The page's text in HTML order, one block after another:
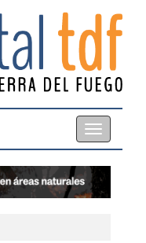
Toggle
navigation